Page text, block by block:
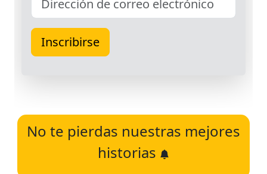
No te pierdas nuestras mejores
historias